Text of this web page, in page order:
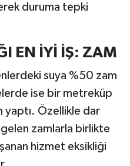
duruma tepki
EN İYİ İŞ: ZAM
suya %50 zam
ise bir metreküp
yaptı. Özellikle dar
zamlarla birlikte
hizmet eksikliği